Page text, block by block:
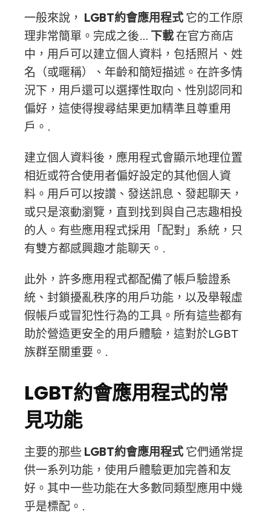
一般來說， LGBT約會應用程式 它的工作原
理非常簡單。完成之後… 下載在官方商店
中，用戶可以建立個人資料，包括照片、姓
名（或暱稱）、年齡和簡短描述。在許多情
況下，用戶還可以選擇性取向、性別認同和
偏好，這使得搜尋結果更加精準且尊重用
戶。.
建立個人資料後，應用程式會顯示地理位置
相近或符合使用者偏好設定的其他個人資
料。用戶可以按讚、發送訊息、發起聊天，
或只是滾動瀏覽，直到找到與自己志趣相投
的人。有些應用程式採用「配對」系統，只
有雙方都感興趣才能聊天。.
此外，許多應用程式都配備了帳戶驗證系
統、封鎖擾亂秩序的用戶功能，以及舉報虛
假帳戶或冒犯性行為的工具。所有這些都有
助於營造更安全的用戶體驗，這對於LGBT
族群至關重要。.
LGBT約會應用程式的常
見功能
主要的那些 LGBT約會應用程式 它們通常提
供一系列功能，使用戶體驗更加完善和友
好。其中一些功能在大多數同類型應用中幾
乎是標配。.